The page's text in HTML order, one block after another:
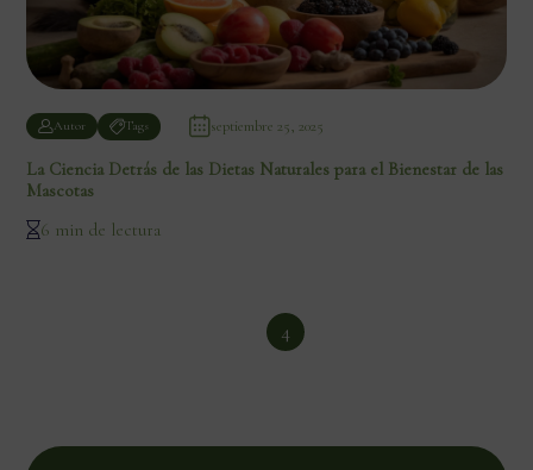
Autor Tags septiembre 25, 2025
La Ciencia Detrás de las Dietas Naturales para el Bienestar de las
Mascotas
6 min de lectura
4